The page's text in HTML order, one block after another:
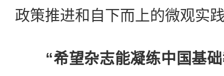
政策推进和自下而上的微观实
“希望杂志能凝练中国基